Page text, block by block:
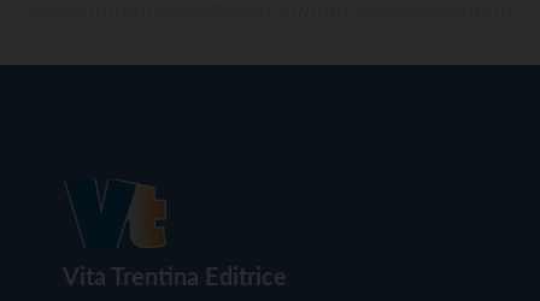
Vita Trentina Editrice